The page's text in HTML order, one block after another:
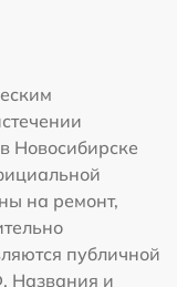
Новосибирске
на ремонт,
публичной
Названия и